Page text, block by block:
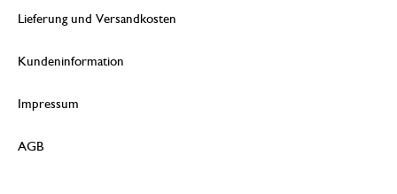
Lieferung und Versandkosten
Kundeninformation
Impressum
AGB